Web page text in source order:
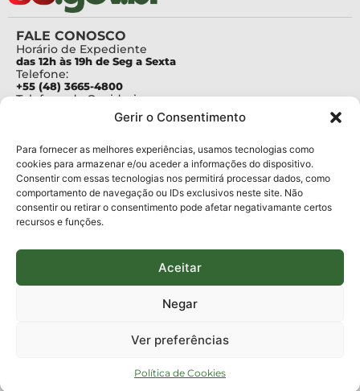
Gerir o Consentimento
Para fornecer as melhores experiências, usamos tecnologias como
cookies para armazenar e/ou aceder a informações do dispositivo.
Consentir com essas tecnologias nos permitirá processar dados, como
comportamento de navegação ou IDs exclusivos neste site. Não
consentir ou retirar o consentimento pode afetar negativamante certos
recursos e funções.
Aceitar
Negar
Ver preferências
Política de Cookies
FALE CONOSCO
Horário de Expediente
das 12h às 19h de Seg a Sexta
Telefone:
+55 (48) 3665-4800
Telefone da Ouvidoria
Para assuntos relacionados à Pesquisa
pesquisa@fapesc.sc.gov.br
Para assuntos relacionados à Inovação
inovacao@fapesc.sc.gov.br
Para assuntos relacionados à Bolsas
bolsas@fapesc.sc.gov.br
Para assuntos relacionados à Prestação de Contas
Para assuntos relacionados à Plataforma
plataforma@fapesc.sc.gov.br
Jair Artur da Silva dpo@fapesc.sc.gov.br 3665-4831
km 01, Módulo 12A, Edifício Fapesc / Celta, 5° andar